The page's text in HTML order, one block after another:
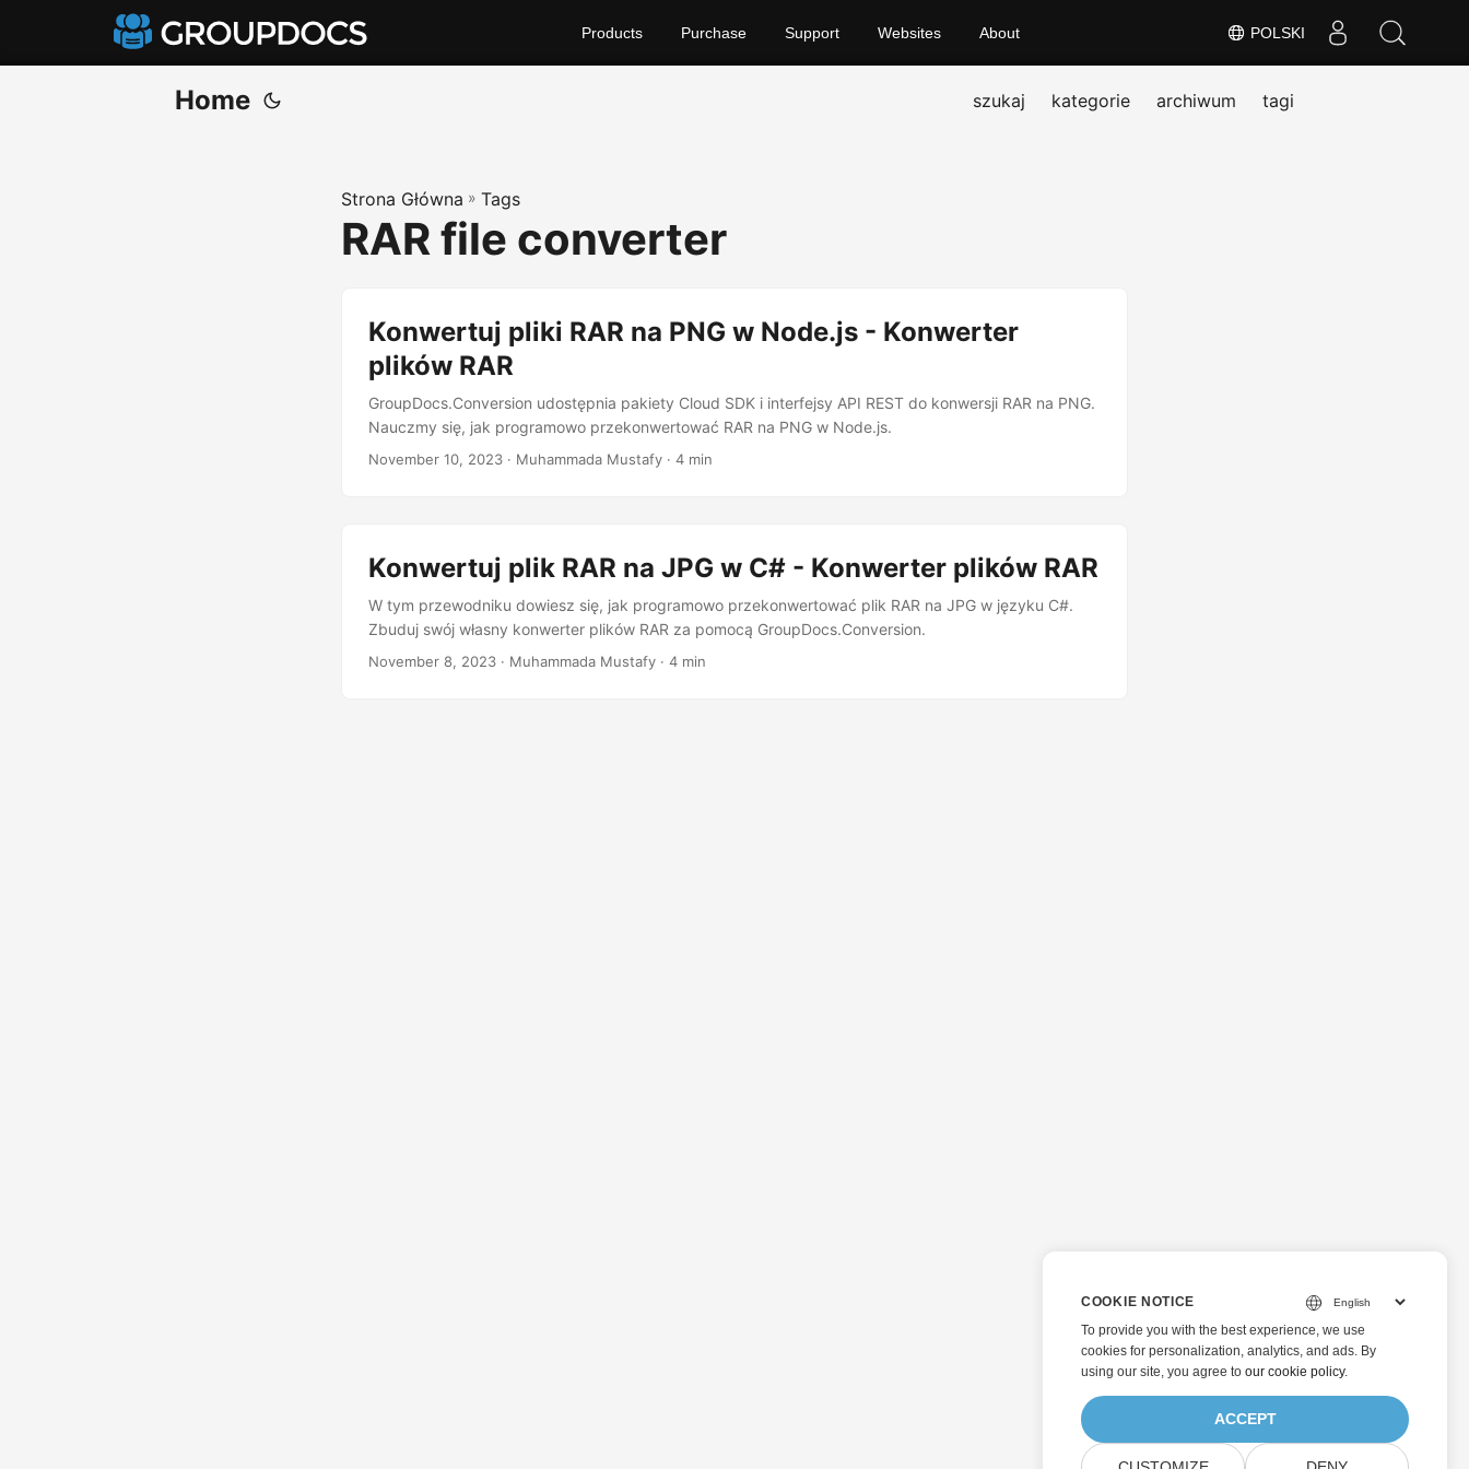
POLSKI
Products Purchase Support Websites About
Home szukaj kategorie archiwum tagi
Strona Główna » Tags
RAR file converter
Konwertuj pliki RAR na PNG w Node.js - Konwerter
plików RAR
GroupDocs.Conversion udostępnia pakiety Cloud SDK i interfejsy API REST do konwersji RAR na PNG.
Nauczmy się, jak programowo przekonwertować RAR na PNG w Node.js.
November 10, 2023 · Muhammada Mustafy · 4 min
Konwertuj plik RAR na JPG w C# - Konwerter plików RAR
W tym przewodniku dowiesz się, jak programowo przekonwertować plik RAR na JPG w języku C#.
Zbuduj swój własny konwerter plików RAR za pomocą GroupDocs.Conversion.
November 8, 2023 · Muhammada Mustafy · 4 min
COOKIE NOTICE
To provide you with the best experience, we use
cookies for personalization, analytics, and ads. By
using our site, you agree to our cookie policy.
ACCEPT